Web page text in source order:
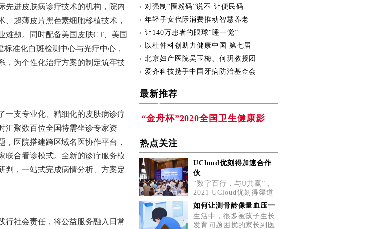
先进皮肤病诊疗技术的机构，院内
超薄皮片黑色素细胞移植技术，
难题。同时配备美国皮肤CT、美国
准化白斑检测中心与光疗中心，
，为个性化治疗方案的制定筑牢技
一支专业化、精细化的皮肤病诊疗
汇聚数百位全国特需坐诊专家资
医院搭建跨区域名医协作平台，
联合看诊模式。全新的诊疗服务模
判，一站式完成病情分析、方案定
行社会责任，将公益服务融入日常
对强制“圈粉码”说不 让便民码
年轻子女代际消费推动智慧养老
让140万患者的眼球“睡一觉”
以杜仲科创助力健康中国 第七届
北京妇产医院吴玉梅、何玥教授团
爱齐科技携手中国牙病防治基金会
最新推荐
“金舟杯”2020全国卫生健康影
热点关注
UCloud优刻得加速合作
伙
“数字百行，与U共赢”，
2021 UCloud优刻得渠道
招募会五城巡展第二站，
5月2
如何让测骨龄像量血压一
生活中，很多被孩子生长
发育问题困扰的家长到医